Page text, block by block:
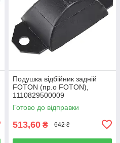
Подушка відбійник задній
FOTON (пр.о FOTON),
1110829500009
Готово до відправки
513,60 ₴ 642 ₴